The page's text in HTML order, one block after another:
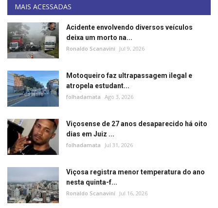
MAIS ACESSADAS
Acidente envolvendo diversos veículos
deixa um morto na...
Ronaldo Scanavini Jul 9, 2026
Motoqueiro faz ultrapassagem ilegal e
atropela estudant...
folhadamata Ago 3, 2026
Viçosense de 27 anos desaparecido há oito
dias em Juiz ...
folhadamata Jul 31, 2026
Viçosa registra menor temperatura do ano
nesta quinta-f...
Ronaldo Scanavini Jul 16, 2026